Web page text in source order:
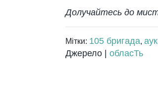
Долучайтесь до
Мітки: 105 бригада,
Джерело | обласТь